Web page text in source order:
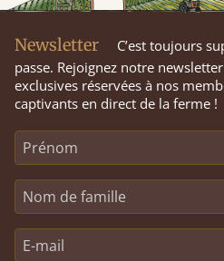
Newsletter
C’est toujours
passe. Rejoignez notre
exclusives réservées à nos
captivants en direct de la ferme !